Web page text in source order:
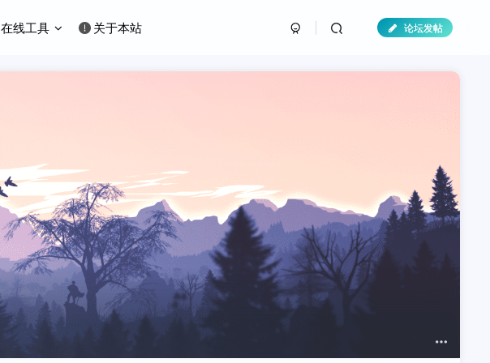
在线工具 关于本站 论坛发帖